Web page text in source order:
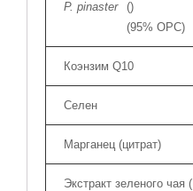
(
P. pinaster
)
(95% OPC)
Коэнзим Q10
Селен
Марганец (цитрат)
Экстракт зеленого чая (